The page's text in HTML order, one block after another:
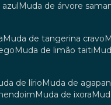
azul
muda de árvore
muda de tangerina cravo
muda de limão taiti
de lírio muda de
muda de ixora